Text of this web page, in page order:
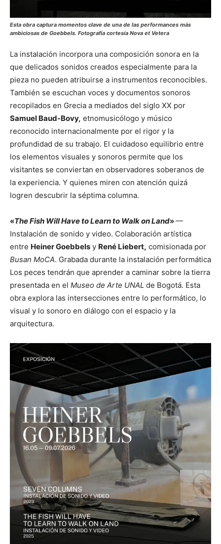
Esta obra captura momentos clave de una de las performances más
ambiciosas de Goebbels. Fotografía cortesía Nova et Vetera
La instalación incorpora una composición sonora en la
que delicados sonidos creados especialmente para la
pieza no pueden atribuirse a instrumentos reconocibles.
También se escuchan voces y documentos sonoros
recopilados en Grecia a mediados del siglo XX por
Samuel Baud-Bovy, etnomusicólogo y músico
reconocido internacionalmente por el rigor y la
profundidad de su trabajo. El cuidadoso equilibrio entre
los elementos visuales y sonoros permite que los
visitantes se conviertan en observadores soberanos de
la experiencia. Y quienes miren con atención quizá
logren descubrir la séptima columna.
«The Fish Will Have to Learn to Walk on Land»—
Instalación de sonido y video. Colaboración artística
entre Heiner Goebbels y René Liebert, comisionada por
Busan MoCA. Grabada durante la instalación performática
Los peces tendrán que aprender a caminar sobre la tierra
presentada en el Museo de Arte UNAL de Bogotá. Esta
obra explora las intersecciones entre lo performático, lo
visual y lo sonoro en diálogo con el espacio y la
arquitectura.